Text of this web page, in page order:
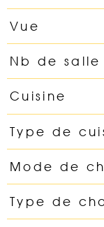
Vue
Nb de
Cuisine
Type de
Mode de
Type de